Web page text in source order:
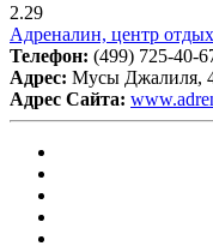
2.29
Адреналин, центр
Телефон: (499) 725-40-
Адрес: Мусы Джалиля,
Адрес Сайта: